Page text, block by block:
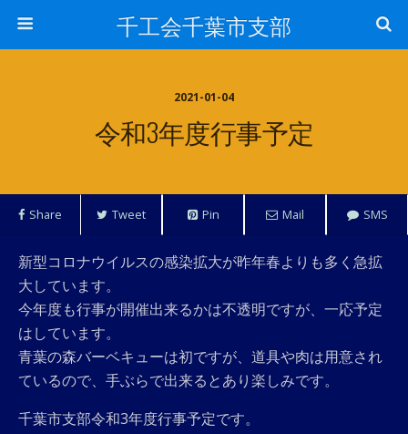
千工会千葉市支部
2021-01-04
令和3年度行事予定
Share Tweet Pin Mail SMS
新型コロナウイルスの感染拡大が昨年春よりも多く急拡
大しています。
今年度も行事が開催出来るかは不透明ですが、一応予定
はしています。
青葉の森バーベキューは初ですが、道具や肉は用意され
ているので、手ぶらで出来るとあり楽しみです。
千葉市支部令和3年度行事予定です。